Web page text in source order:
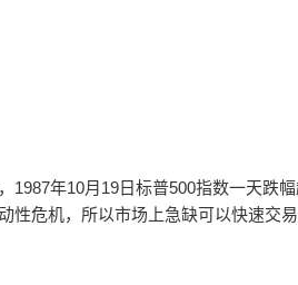
1987年10月19日标普500指数一天跌
性危机，所以市场上急缺可以快速交